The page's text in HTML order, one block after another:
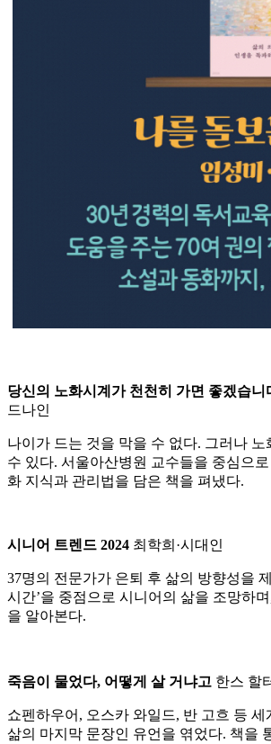
당신의 노화시계가 천천히 가면 좋겠습니
드나인
나이가 드는 것을 막을 수 없다. 그러나 노
수 있다. 서울아산병원 교수들을 중심으
화 지식과 관리법을 담은 책을 펴냈다.
시니어 트렌드 2024 최학희·시대인
37명의 전문가가 은퇴 후 삶의 방향성을
시간’을 중점으로 시니어의 삶을 조망하
을 알아본다.
죽음이 물었다, 어떻게 살 거냐고 한스 할
쇼펜하우어, 오스카 와일드, 반 고흐 등 세
삶의 마지막 문장인 유언을 엮었다. 책을